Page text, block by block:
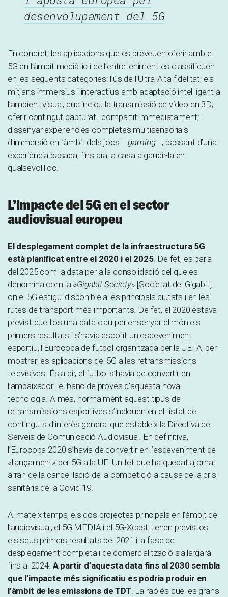
desenvolupament del 5G
En concret, les aplicacions que es preveuen oferir amb el
5G en l’àmbit mediàtic i de l’entreteniment es classifiquen
en les següents categories: l’ús de l’Ultra-Alta fidelitat; els
mitjans immersius i interactius amb adaptació intel·ligent a
l’ambient visual, que inclou la transmissió de vídeo en 3D;
oferir contingut capturat i compartit immediatament; i
dissenyar experiències completes multisensorials
d’immersió en l’àmbit dels jocs —gaming—, passant d’una
experiència basada, fins ara, a casa a gaudir-la en
qualsevol lloc.
L’impacte del 5G en el sector
audiovisual europeu
El desplegament complet de la infraestructura 5G
està planificat entre el 2020 i el 2025. De fet, es parla
del 2025 com la data per a la consolidació del que es
denomina com la «Gigabit Society» [Societat del Gigabit],
on el 5G estigui disponible a les principals ciutats i en les
rutes de transport més importants. De fet, el 2020 estava
previst que fos una data clau per ensenyar el món els
primers resultats i s’havia escollit un esdeveniment
esportiu, l’Eurocopa de futbol organitzada per la UEFA, per
mostrar les aplicacions del 5G a les retransmissions
televisives. És a dir, el futbol s’havia de convertir en
l’ambaixador i el banc de proves d’aquesta nova
tecnologia. A més, normalment aquest tipus de
retransmissions esportives s’inclouen en el llistat de
continguts d’interès general que estableix la Directiva de
Serveis de Comunicació Audiovisual. En definitiva,
l’Eurocopa 2020 s’havia de convertir en l’esdeveniment de
«llançament» per 5G a la UE. Un fet que ha quedat ajornat
arran de la cancel·lació de la competició a causa de la crisi
sanitària de la Covid-19.
Al mateix temps, els dos projectes principals en l’àmbit de
l’audiovisual, el 5G MEDIA i el 5G-Xcast, tenen previstos
els seus primers resultats pel 2021 i la fase de
desplegament completa i de comercialització s’allargarà
fins al 2024. A partir d’aquesta data fins al 2030 sembla
que l’impacte més significatiu es podria produir en
l’àmbit de les emissions de TDT . La raó és que les grans